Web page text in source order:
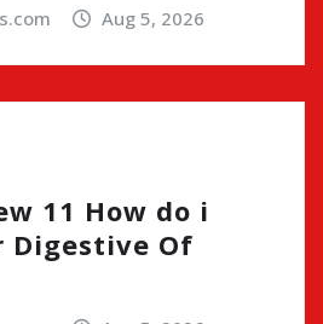
Aug 5, 2026
11 How do i
Digestive Of